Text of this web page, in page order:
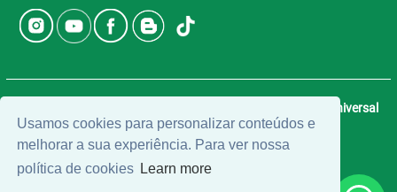
Usamos cookies para personalizar conteúdos e
melhorar a sua experiência. Para ver nossa
política de cookies Learn more
Universal
Software.